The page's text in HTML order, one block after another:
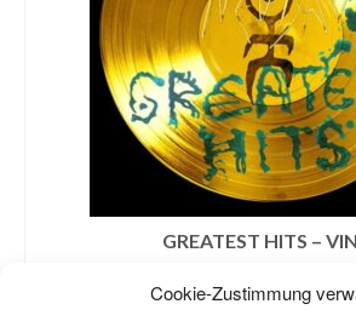
Cookie-Zustimmung
GREATEST HITS –
€